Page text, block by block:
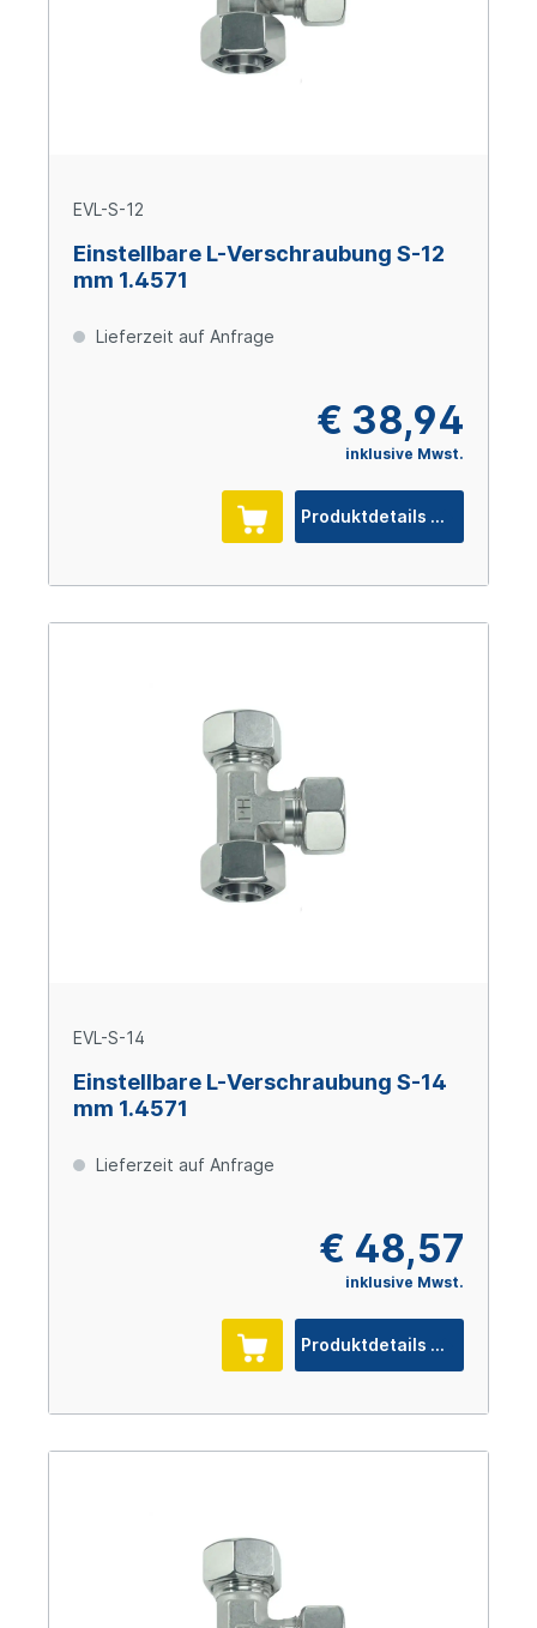
EVL-S-12
Einstellbare L-Verschraubung S-12
mm 1.4571
Lieferzeit auf Anfrage
€ 38,94
inklusive Mwst.
Produktdetails
EVL-S-14
Einstellbare L-Verschraubung S-14
mm 1.4571
Lieferzeit auf Anfrage
€ 48,57
inklusive Mwst.
Produktdetails